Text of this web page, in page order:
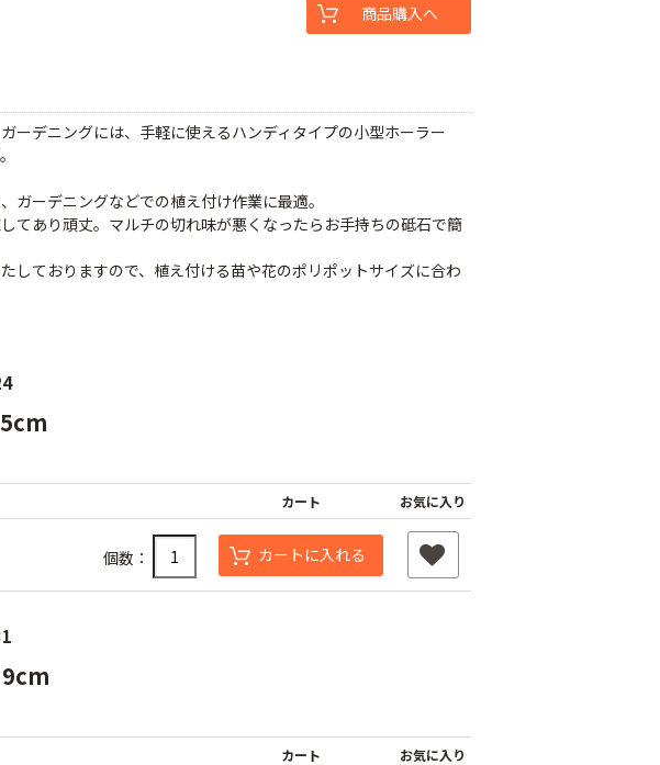
プナー用）
ート
ーデニングには、手軽に使えるハンディタイプの小型ホーラー
ガーデニングなどでの植え付け作業に最適。
てあり頑丈。マルチの切れ味が悪くなったらお手持ちの砥石で簡
しておりますので、植え付ける苗や花のポリポットサイズに合わ
商品購入へ
カート お気に入り
個数： カートに入れる
カート お気に入り